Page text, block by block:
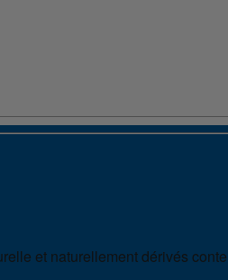
et naturellement dérivés